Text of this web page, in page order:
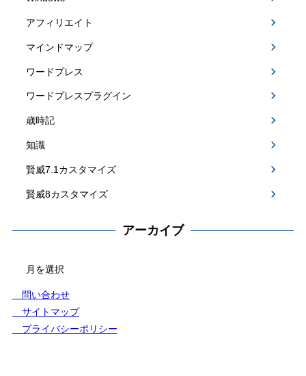
アフィリエイト
マインドマップ
ワードプレス
ワードプレスプラグイン
歳時記
知識
賢威7.1カスタマイズ
賢威8カスタマイズ
アーカイブ
問い合わせ
サイトマップ
プライバシーポリシー